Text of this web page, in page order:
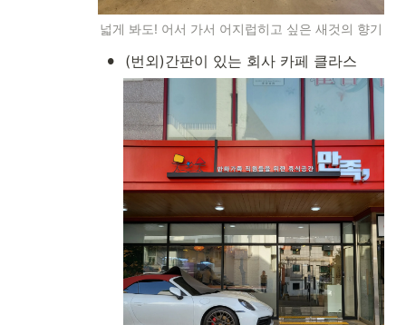
넓게 봐도! 어서 가서 어지럽히고 싶은 새것의 향기
• (번외)간판이 있는 회사 카페 클라스